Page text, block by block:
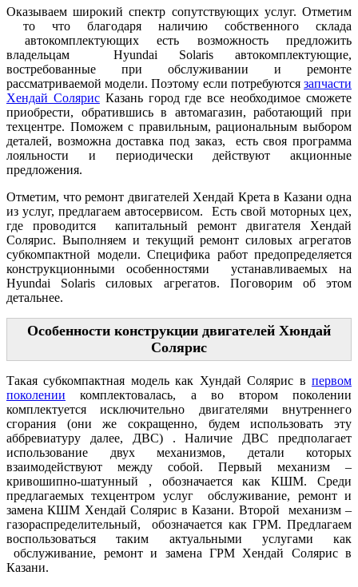
Оказываем широкий спектр сопутствующих услуг. Отметим
то что благодаря наличию собственного склада
автокомплектующих есть возможность предложить
владельцам Hyundai Solaris автокомплектующие,
востребованные при обслуживании и ремонте
рассматриваемой модели. Поэтому если потребуются запчасти
Хендай СолярисКазань город где все необходимое сможете
приобрести, обратившись в автомагазин, работающий при
техцентре. Поможем с правильным, рациональным выбором
деталей, возможна доставка под заказ, есть своя программа
лояльности и периодически действуют акционные
предложения.
Отметим, что ремонт двигателей Хендай Крета в Казани одна
из услуг, предлагаем автосервисом. Есть свой моторных цех,
где проводится капитальный ремонт двигателя Хендай
Солярис. Выполняем и текущий ремонт силовых агрегатов
субкомпактной модели. Специфика работ предопределяется
конструкционными особенностями устанавливаемых на
Hyundai Solaris силовых агрегатов. Поговорим об этом
детальнее.
Особенности конструкции двигателей Хюндай
Солярис
Такая субкомпактная модель как Хундай Солярис в первом
поколении комплектовалась, а во втором поколении
комплектуется исключительно двигателями внутреннего
сгорания (они же сокращенно, будем использовать эту
аббревиатуру далее, ДВС) . Наличие ДВС предполагает
использование двух механизмов, детали которых
взаимодействуют между собой. Первый механизм –
кривошипно-шатунный , обозначается как КШМ. Среди
предлагаемых техцентром услуг обслуживание, ремонт и
замена КШМ Хендай Солярис в Казани. Второй механизм –
газораспределительный, обозначается как ГРМ. Предлагаем
воспользоваться таким актуальными услугами как
обслуживание, ремонт и замена ГРМ Хендай Солярис в
Казани.